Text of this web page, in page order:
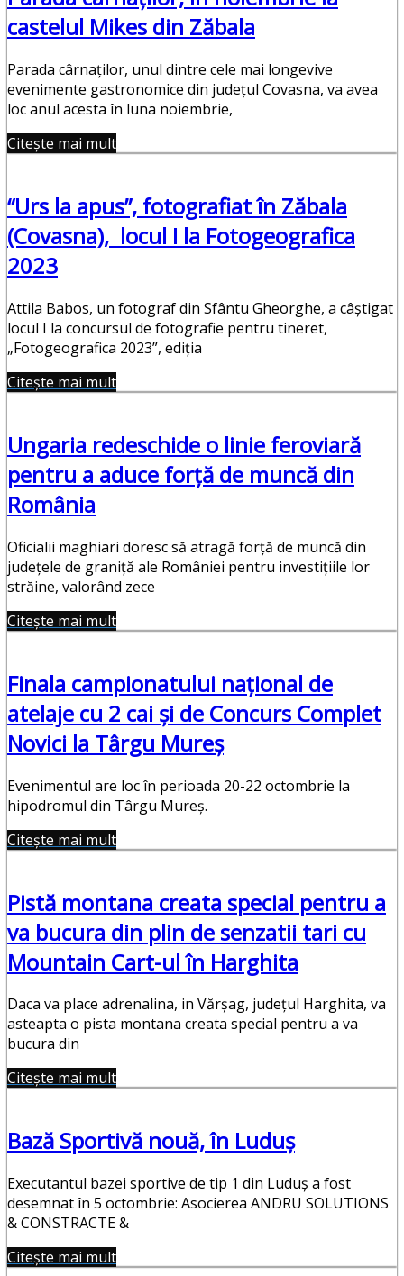
castelul Mikes din Zăbala
Parada cârnaţilor, unul dintre cele mai longevive
evenimente gastronomice din judeţul Covasna, va avea
loc anul acesta în luna noiembrie,
Citește mai mult
“Urs la apus”, fotografiat în Zăbala
(Covasna), locul I la Fotogeografica
2023
Attila Babos, un fotograf din Sfântu Gheorghe, a câștigat
locul I la concursul de fotografie pentru tineret,
„Fotogeografica 2023”, ediția
Citește mai mult
Ungaria redeschide o linie feroviară
pentru a aduce forță de muncă din
România
Oficialii maghiari doresc să atragă forță de muncă din
județele de graniță ale României pentru investițiile lor
străine, valorând zece
Citește mai mult
Finala campionatului național de
atelaje cu 2 cai și de Concurs Complet
Novici la Târgu Mureș
Evenimentul are loc în perioada 20-22 octombrie la
hipodromul din Târgu Mureș.
Citește mai mult
Pistă montana creata special pentru a
va bucura din plin de senzatii tari cu
Mountain Cart-ul în Harghita
Daca va place adrenalina, in Vărșag, județul Harghita, va
asteapta o pista montana creata special pentru a va
bucura din
Citește mai mult
Bază Sportivă nouă, în Luduș
Executantul bazei sportive de tip 1 din Luduș a fost
desemnat în 5 octombrie: Asocierea ANDRU SOLUTIONS
& CONSTRACTE &
Citește mai mult